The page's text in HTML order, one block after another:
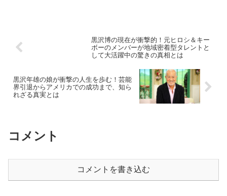
黒沢博の現在が衝撃的！元ヒロシ＆キー
ボーのメンバーが地域密着型タレントと
して大活躍中の驚きの真相とは
黒沢年雄の娘が衝撃の人生を歩む！芸能
界引退からアメリカでの成功まで、知ら
れざる真実とは
コメント
コメントを書き込む